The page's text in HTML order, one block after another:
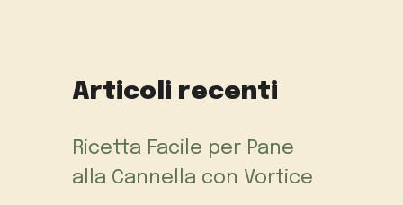
Articoli recenti
Ricetta Facile per Pane
alla Cannella con Vortice